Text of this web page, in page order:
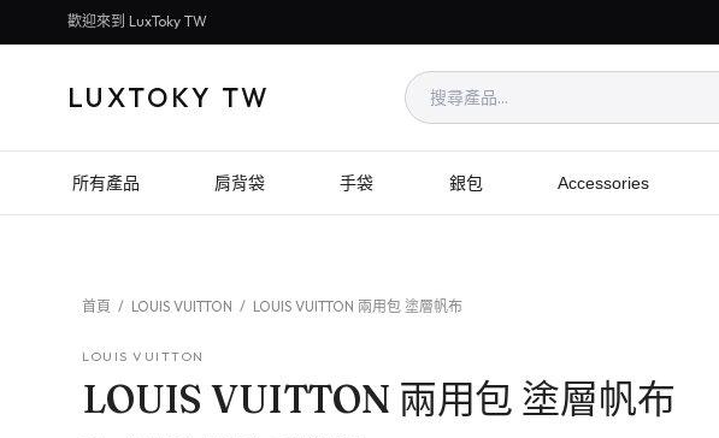
歡迎來到 LuxToky TW
LUXTOKY TW
所有產品 肩背袋 手袋 銀包 Accessories
首頁 / LOUIS VUITTON / LOUIS VUITTON 兩用包 塗層帆布
LOUIS VUITTON
LOUIS VUITTON 兩用包 塗層帆布